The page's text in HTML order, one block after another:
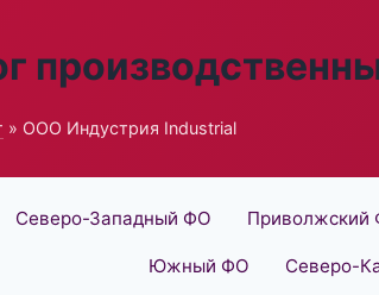
» ООО Индустрия Industrial
Северо-Западный ФО Приволжский
Южный ФО Северо-